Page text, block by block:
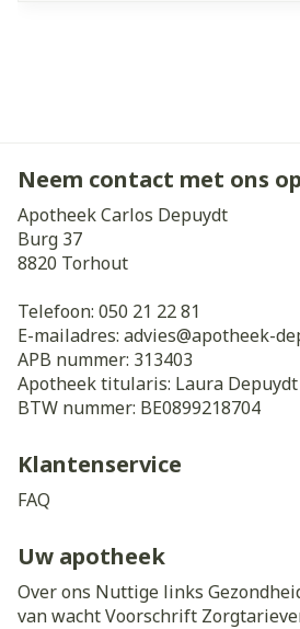
Neem contact met ons op
Apotheek Carlos Depuydt
Burg 37
8820 Torhout
Telefoon: 050 21 22 81
E-mailadres: advies@apotheek-
APB nummer: 313403
Apotheek titularis: Laura Depuydt
BTW nummer: BE0899218704
Klantenservice
FAQ
Uw apotheek
Over ons Nuttige links
van wachtVoorschrift